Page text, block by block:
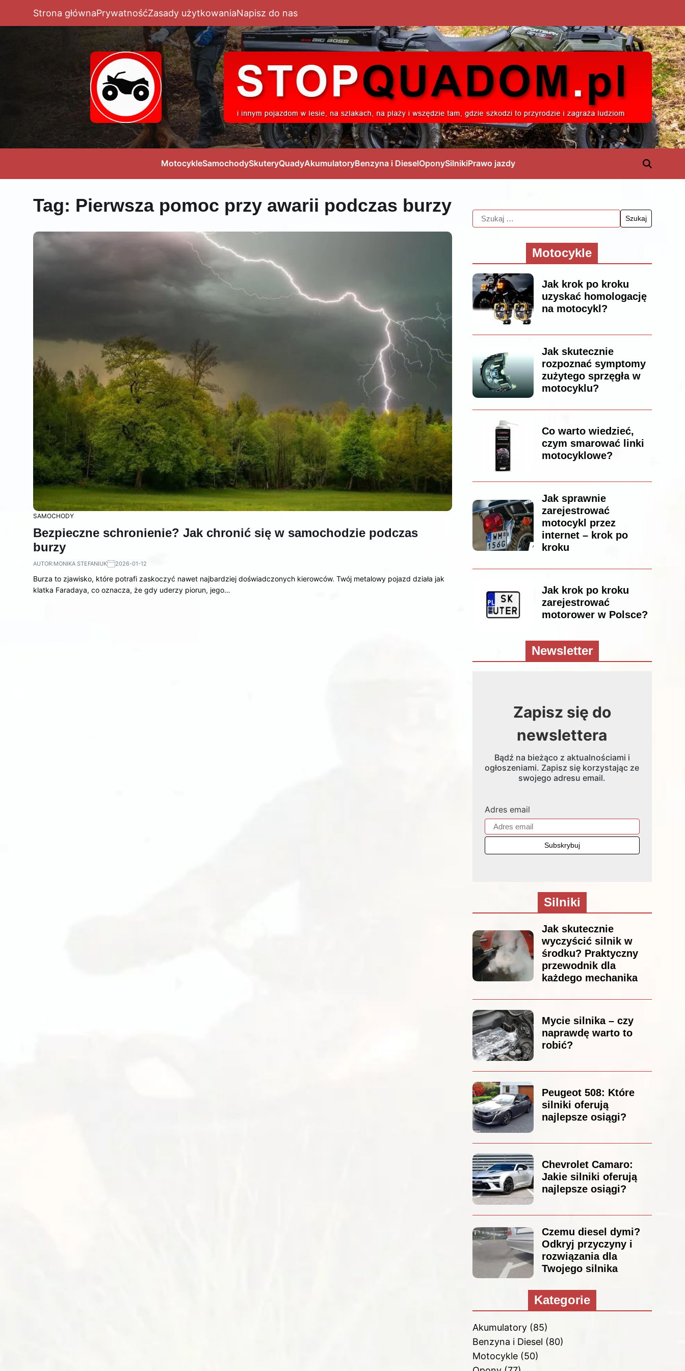
Strona głównaPrywatnośćZasady użytkowaniaNapisz do nas
MotocykleSamochodySkuteryQuadyAkumulatoryBenzyna i DieselOponySilnikiPrawo jazdy
Tag: Pierwsza pomoc przy awarii podczas burzy
SAMOCHODY
Bezpieczne schronienie? Jak chronić się w samochodzie podczas
burzy
AUTOR:MONIKA STEFANIUK 2026-01-12
Burza to zjawisko, które potrafi zaskoczyć nawet najbardziej doświadczonych kierowców. Twój metalowy pojazd działa jak
klatka Faradaya, co oznacza, że gdy uderzy piorun, jego…
Motocykle
Jak krok po kroku
uzyskać homologację
na motocykl?
Jak skutecznie
rozpoznać symptomy
zużytego sprzęgła w
motocyklu?
Co warto wiedzieć,
czym smarować linki
motocyklowe?
Jak sprawnie
zarejestrować
motocykl przez
internet – krok po
kroku
Jak krok po kroku
zarejestrować
motorower w Polsce?
Newsletter
Zapisz się do
newslettera
Bądź na bieżąco z aktualnościami i
ogłoszeniami. Zapisz się korzystając ze
swojego adresu email.
Adres email
Silniki
Jak skutecznie
wyczyścić silnik w
środku? Praktyczny
przewodnik dla
każdego mechanika
Mycie silnika – czy
naprawdę warto to
robić?
Peugeot 508: Które
silniki oferują
najlepsze osiągi?
Chevrolet Camaro:
Jakie silniki oferują
najlepsze osiągi?
Czemu diesel dymi?
Odkryj przyczyny i
rozwiązania dla
Twojego silnika
Kategorie
Akumulatory(85)
Benzyna i Diesel (80)
Motocykle(50)